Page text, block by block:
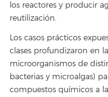
los reactores y producir
reutilización.
Los casos prácticos
clases profundizaron en
microorganismos de
bacterias y microalgas)
compuestos químicos a